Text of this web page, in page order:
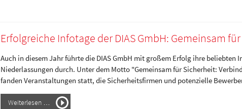
Erfolgreiche Infotage der DIAS GmbH: Gemeinsam
Auch in diesem Jahr führte die DIAS GmbH mit großem Erfolg ihre beliebten
Niederlassungen durch. Unter dem Motto "Gemeinsam für Sicherheit:
fanden Veranstaltungen statt, die Sicherheitsfirmen und potenzielle
Weiterlesen …